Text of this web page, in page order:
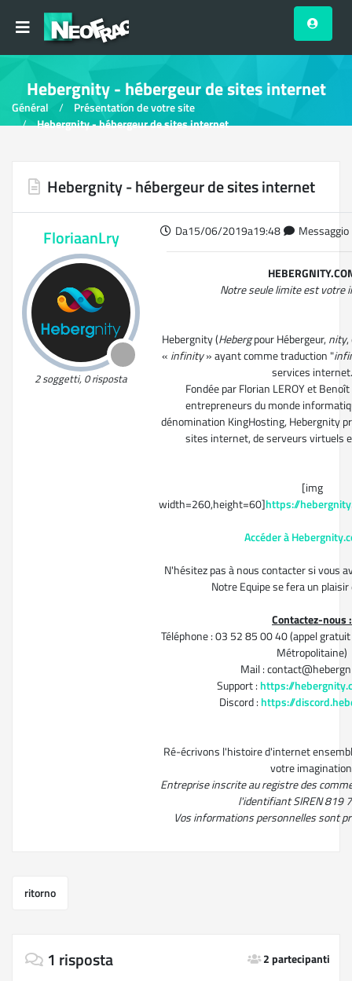
Hebergnity - hébergeur de sites internet
Général
Présentation de votre site
Hebergnity - hébergeur de sites internet
Hebergnity - hébergeur de sites internet
FloriaanLry
2 soggetti, 0 risposta
Da15/06/2019a19:48
Notre seule limite est votre
Hebergnity (Hebergpour Hébergeur, nity,
« infinity» ayant comme traduction "
services internet.
Fondée par Florian LEROY et
entrepreneurs du monde
dénomination KingHosting, Hebergnity
sites internet, de serveurs virtuels
[img
width=260,height=60]https://
Accéder à
N'hésitez pas à nous contacter si vous
Notre Equipe se fera un plaisir
Contactez-nous :
Téléphone : 03 52 85 00 40 (appel
Métropolitaine)
Mail :
Support : https://
Discord : https://
Ré-écrivons l'histoire d'internet
votre
Entreprise inscrite au registre des
l'identifiant SIREN 819
Vos informations personnelles sont
ritorno
2 partecipanti
1 risposta